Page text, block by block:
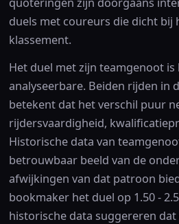
duels met coureurs die dicht bij
klassement.
Het duel met zijn teamgenoot is
analyseerbare. Beiden rijden in
betekent dat het verschil puur
rijdersvaardigheid,
Historische data van
betrouwbaar beeld van de
afwijkingen van dat patroon
bookmaker het duel op 1.50 -
historische data suggereren